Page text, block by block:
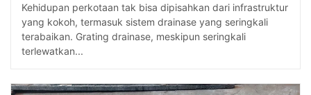
Kehidupan perkotaan tak bisa dipisahkan dari infrastruktur
yang kokoh, termasuk sistem drainase yang seringkali
terabaikan. Grating drainase, meskipun seringkali
terlewatkan...